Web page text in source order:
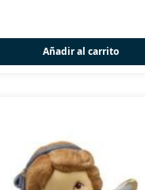
Añadir al carrito